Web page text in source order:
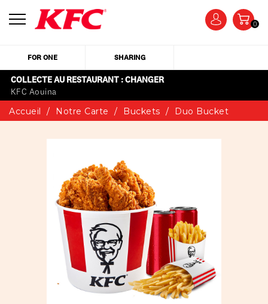
0
FOR ONE SHARING
COLLECTE AU RESTAURANT : CHANGER
KFC Aouina
Accueil
Notre Carte Buckets Duo Bucket